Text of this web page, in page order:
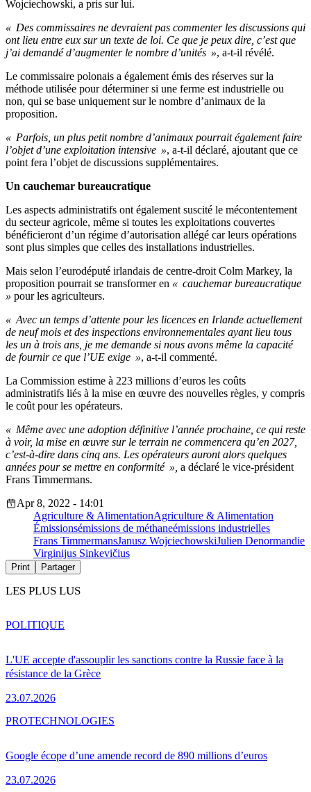
Wojciechowski, a pris sur lui.
« Des commissaires ne devraient pas commenter les discussions qui
ont lieu entre eux sur un texte de loi. Ce que je peux dire, c’est que
j’ai demandé d’augmenter le nombre d’unités », a-t-il révélé.
Le commissaire polonais a également émis des réserves sur la
méthode utilisée pour déterminer si une ferme est industrielle ou
non, qui se base uniquement sur le nombre d’animaux de la
proposition.
« Parfois, un plus petit nombre d’animaux pourrait également faire
l’objet d’une exploitation intensive », a-t-il déclaré, ajoutant que ce
point fera l’objet de discussions supplémentaires.
Un cauchemar bureaucratique
Les aspects administratifs ont également suscité le mécontentement
du secteur agricole, même si toutes les exploitations couvertes
bénéficieront d’un régime d’autorisation allégé car leurs opérations
sont plus simples que celles des installations industrielles.
Mais selon l’eurodéputé irlandais de centre-droit Colm Markey, la
proposition pourrait se transformer en « cauchemar bureaucratique
» pour les agriculteurs.
« Avec un temps d’attente pour les licences en Irlande actuellement
de neuf mois et des inspections environnementales ayant lieu tous
les un à trois ans, je me demande si nous avons même la capacité
de fournir ce que l’UE exige », a-t-il commenté.
La Commission estime à 223 millions d’euros les coûts
administratifs liés à la mise en œuvre des nouvelles règles, y compris
le coût pour les opérateurs.
« Même avec une adoption définitive l’année prochaine, ce qui reste
à voir, la mise en œuvre sur le terrain ne commencera qu’en 2027,
c’est-à-dire dans cinq ans. Les opérateurs auront alors quelques
années pour se mettre en conformité », a déclaré le vice-président
Frans Timmermans.
Apr 8, 2022 - 14:01
Agriculture & AlimentationAgriculture & Alimentation
Émissionsémissions de méthaneémissions industrielles
Frans TimmermansJanusz WojciechowskiJulien Denormandie
Virginijus Sinkevičius
Print Partager
LES PLUS LUS
L'UE accepte d'assouplir les sanctions contre la Russie face à la
résistance de la Grèce
23.07.2026
POLITIQUE
Google écope d’une amende record de 890 millions d’euros
23.07.2026
PROTECHNOLOGIES